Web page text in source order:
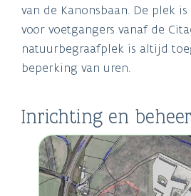
van de Kanonsbaan. De plek
voor voetgangers vanaf de
natuurbegraafplek is altijd
beperking van uren.
Inrichting en beheer